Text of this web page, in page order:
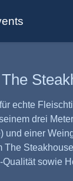
echte
drei
und einer
The
sowie